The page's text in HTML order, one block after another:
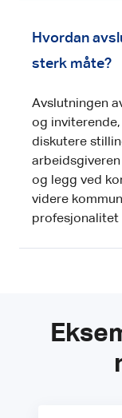
Hvordan
sterk måte?
Avslutningen
og
diskutere
og legg ved
videre
profesjonalitet